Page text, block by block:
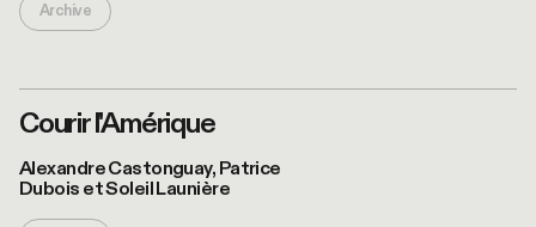
Archive
Courir l'Amérique
Alexandre Castonguay, Patrice
Dubois et Soleil Launière